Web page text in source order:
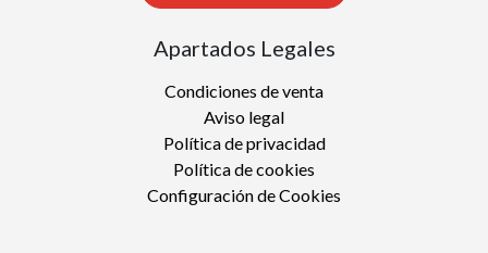
Apartados Legales
Condiciones de venta
Aviso legal
Política de privacidad
Política de cookies
Configuración de Cookies